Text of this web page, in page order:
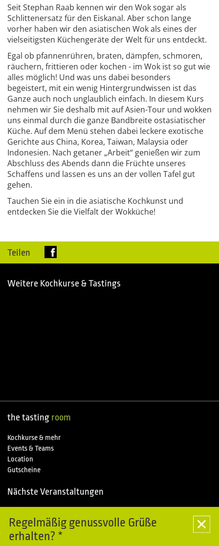
Seit Stephan Raab kennen wir den Wok sogar als
Schlittenersatz für den Eiskanal. Aber schon lange
vorher haben wir den asiatischen Wok als eines der
vielseitigsten Küchengeräte der Welt für uns entdeckt.
Egal ob pfannenrühren, braten, dämpfen, schmoren,
räuchern, frittieren oder kochen - im Wok ist so gut wie
alles möglich! Und was uns dabei besonders
begeistert, mit ein wenig Hintergrundwissen ist das
Ganze auch noch unglaublich einfach. In diesem Kurs
nehmen wir Sie deshalb mit auf Asien-Tour und wokken
uns einmal durch die ganze Bandbreite ostasiatischer
Küche. Auf dem Menü stehen dabei leckere exotische
Gerichte aus China, Korea, Taiwan, Malaysia oder
Indonesien. Nach getaner „Arbeit“ genießen wir zum
Abschluss des Abends dann die Früchte unseres
Schaffens und lassen es uns an der vollen Tafel gut
gehen.
Tauchen Sie ein in die asiatische Kochkunst und
entdecken Sie die Vielfalt der Wokküche!
Teilen
Weitere Kochkurse & Tastings
Regelmäßig genussvolle Grüße
erhalten? *
the tasting room
Kochkurse & mehr
Events & Teams
Location
Gutscheine
Nächste Veranstaltungen
Kochkurse im Piemonte entdecken - Sommerpause im tasting room